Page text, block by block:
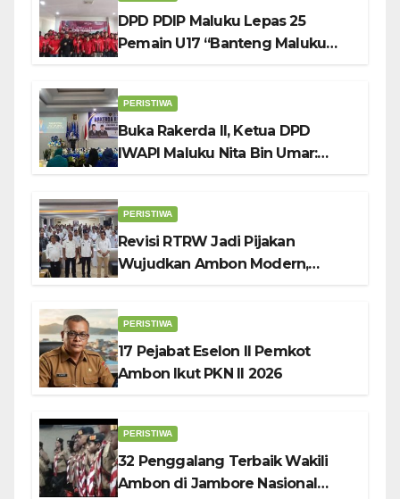
DPD PDIP Maluku Lepas 25
Pemain U17 “Banteng Maluku
PERISTIWA
Buka Rakerda II, Ketua DPD
IWAPI Maluku Nita Bin Umar:
PERISTIWA
Revisi RTRW Jadi Pijakan
Wujudkan Ambon Modern,
PERISTIWA
17 Pejabat Eselon II Pemkot
Ambon Ikut PKN II 2026
PERISTIWA
32 Penggalang Terbaik Wakili
Ambon di Jambore Nasional